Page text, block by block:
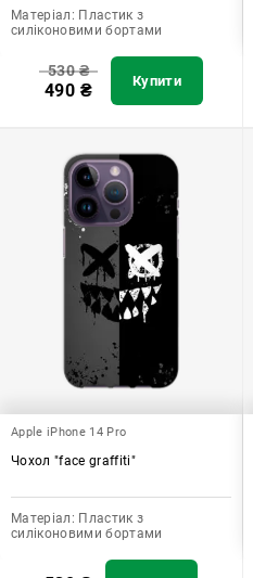
Матеріал: Пластик з
силіконовими бортами
530₴
490 ₴ Купити
Apple iPhone 14 Pro
Чохол "face graffiti"
Матеріал: Пластик з
силіконовими бортами